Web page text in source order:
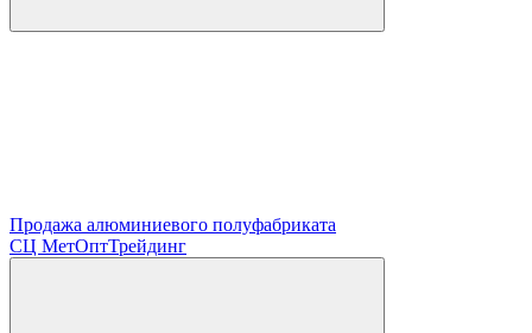
Продажа алюминиевого полуфабриката
СЦ МетОптТрейдинг